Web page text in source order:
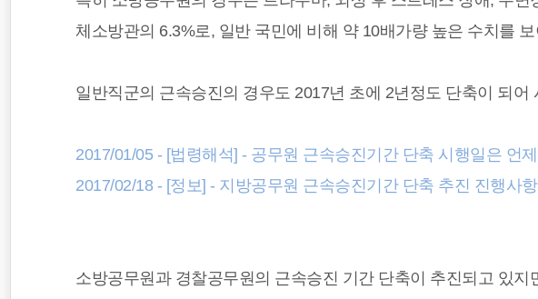
체소방관의 6.3%로, 일반 국민에 비해 약 10배가량 높은 수치를
일반직군의 근속승진의 경우도 2017년 초에 2년정도 단축이 되어
2017/01/05 - [법령해석] - 공무원 근속승진기간 단축 시행일은 언
2017/02/18 - [정보] - 지방공무원 근속승진기간 단축 추진 진행사
소방공무원과 경찰공무원의 근속승진 기간 단축이 추진되고 있지